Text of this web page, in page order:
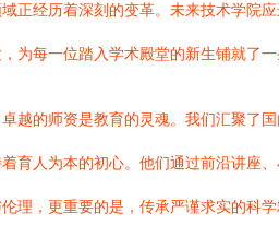
正经历着深刻的变革。未来技术学院
为每一位踏入学术殿堂的新生铺就了一
越的师资是教育的灵魂。我们汇聚了
育人为本的初心。他们通过前沿讲座
理，更重要的是，传承严谨求实的科